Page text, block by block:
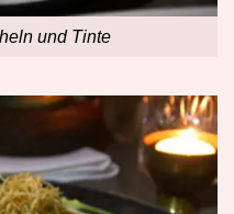
und Tinte